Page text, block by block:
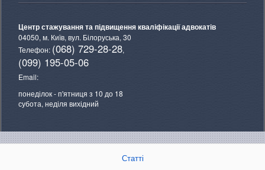
Центр стажування та підвищення кваліфікації адвокатів
04050, м. Київ, вул. Білоруська, 30
Телефон: (068) 729-28-28,
(099) 195-05-06
Email:
понеділок - п'ятниця з 10 до 18
субота, неділя вихідний
Статті